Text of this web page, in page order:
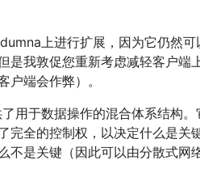
上进行扩展，因为它仍然可
是我敦促您重新考虑减轻客户端
户端会作弊）。
用于数据操作的混合体系结构。
完全的控制权，以决定什么是关
不是关键（因此可以由分散式网